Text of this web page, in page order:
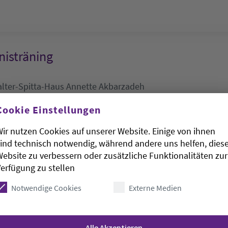
Spitta-Haus Annette Akbarzadeh
10-11:30 Uhr
der Senioren
10:30-11:30 Uhr
Einstellungen
nutzen Cookies auf unserer Website. Einige von ihnen
technisch notwendig, während andere uns helfen,
zu verbessern oder zusätzliche Funktionalitäten zur
zu stellen
Notwendige Cookies Externe Medien